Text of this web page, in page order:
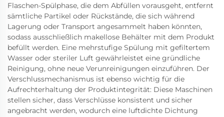
Flaschen-Spülphase, die dem Abfüllen vorausgeht, entfernt
sämtliche Partikel oder Rückstände, die sich während
Lagerung oder Transport angesammelt haben könnten,
sodass ausschließlich makellose Behälter mit dem Produkt
befüllt werden. Eine mehrstufige Spülung mit gefiltertem
Wasser oder steriler Luft gewährleistet eine gründliche
Reinigung, ohne neue Verunreinigungen einzuführen. Der
Verschlussmechanismus ist ebenso wichtig für die
Aufrechterhaltung der Produktintegrität: Diese Maschinen
stellen sicher, dass Verschlüsse konsistent und sicher
angebracht werden, wodurch eine luftdichte Dichtung